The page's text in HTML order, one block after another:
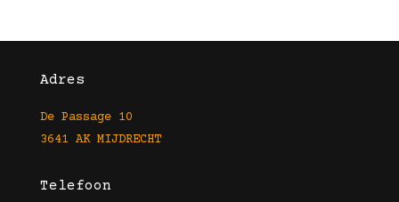
Adres
De Passage 10
3641 AK MIJDRECHT
Telefoon